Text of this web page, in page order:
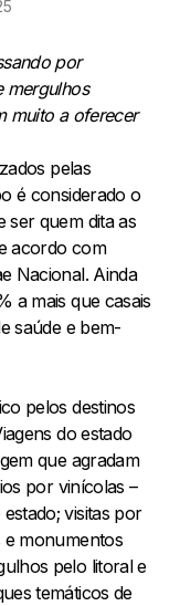
por
mergulhos
muito a oferecer
pelas
é considerado o
ser quem dita as
acordo com
Nacional. Ainda
a mais que casais
saúde e bem-
pelos destinos
do estado
que agradam
por vinícolas –
visitas por
e monumentos
pelo litoral e
temáticos de